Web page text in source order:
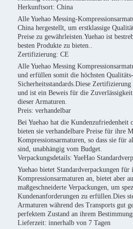
Herkunftsort: China
Alle Yuehao Messing-
China hergestellt, um erstklassige
Preise zu gewährleisten.Yuehao ist
besten Produkte zu bieten..
Zertifizierung: CE
Alle Yuehao Messing
und erfüllen somit die höchsten
Sicherheitsstandards.Diese
und ist ein Beweis für die
dieser Armaturen.
Preis: verhandelbar
Bei Yuehao hat die Kundenzufriedenheit
bieten sie verhandelbare Preise für ihre
Kompressionsarmaturen, so dass sie für
sind, unabhängig vom Budget.
Verpackungsdetails: YueHao
Yuehao bietet Standardverpackungen für
Kompressionsarmaturen an, bietet aber
maßgeschneiderte Verpackungen, um
Kundenanforderungen zu erfüllen.Dies
Armaturen während des Transports gut
perfektem Zustand an ihrem
Lieferzeit: innerhalb von 7 Tagen